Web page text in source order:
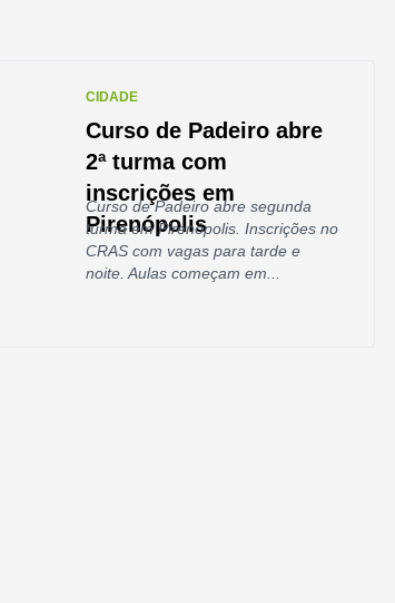
CIDADE
Curso de Padeiro abre
2ª turma com
inscrições em
Pirenópolis
Curso de Padeiro abre segunda
turma em Pirenópolis. Inscrições no
CRAS com vagas para tarde e
noite. Aulas começam em...